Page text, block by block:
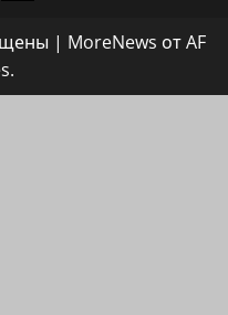
| MoreNews от AF